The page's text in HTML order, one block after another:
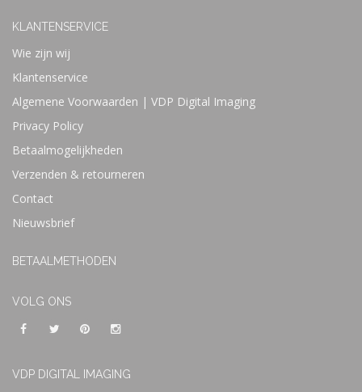
KLANTENSERVICE
Wie zijn wij
Klantenservice
Algemene Voorwaarden | VDP Digital Imaging
Privacy Policy
Betaalmogelijkheden
Verzenden & retourneren
Contact
Nieuwsbrief
BETAALMETHODEN
VOLG ONS
VDP DIGITAL IMAGING